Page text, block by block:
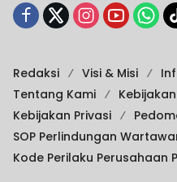
Redaksi Visi & Misi
Tentang Kami
Kebijakan Privasi
SOP Perlindungan
Kode Perilaku Perusahaan